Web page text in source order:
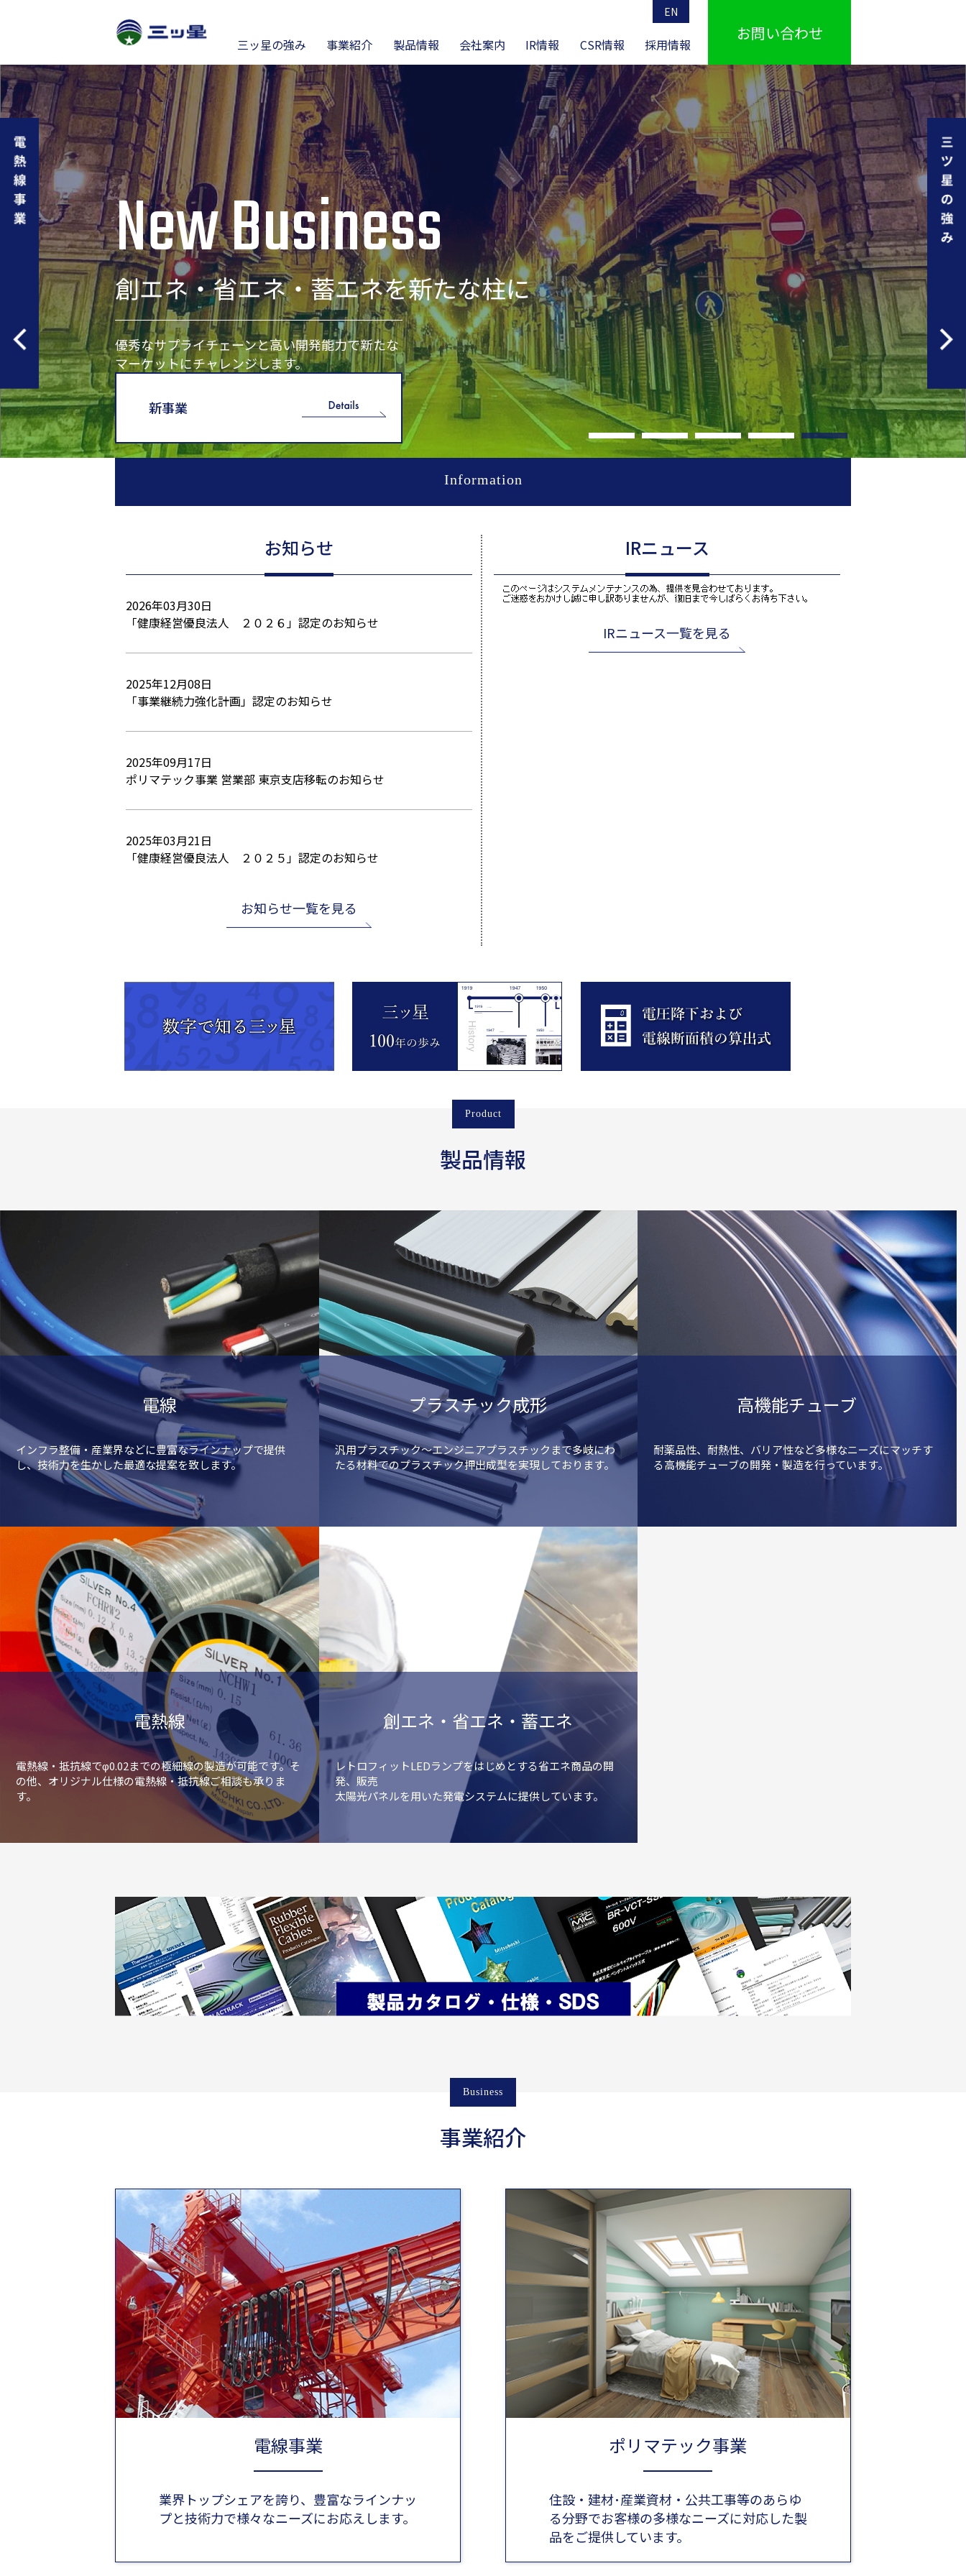
EN
三ッ星の強み 事業紹介
電線事業 ポリマテック事業 電熱線事業 新事業
事例紹介 オンライン工場見学
製品情報
電線 プラスチック成形 高機能チューブ 電熱線
創エネ・省エネ・蓄エネ
製品カタログ・仕様・
SDS
技術資料
電圧降下および
電線断面積の算出式
会社案内
ごあいさつ 経営理念 会社概要・沿革 所在地一覧・関連会社
数字で知る三ッ星 三ッ星の100年の歩み
IR情報
IR情報TOPへ
個人投資家の皆様へ IRニュース 財務ハイライト IRライブラリ
株式について 電子公告 免責条項
CSR情報 採用情報
お問い合わせ
Strength
未来を創造した製品づくりで社会に貢献
確かな品質で、お客様に満足して頂ける製品を世
界に提供しています。
三ッ星の強み
Information
お知らせ
2026年03月30日
「健康経営優良法人 ２０２６」認定のお知らせ
2025年12月08日
「事業継続力強化計画」認定のお知らせ
2025年09月17日
ポリマテック事業 営業部 東京支店移転のお知らせ
2025年03月21日
「健康経営優良法人 ２０２５」認定のお知らせ
お知らせ一覧を見る
IRニュース
IRニュース一覧を見る
Product
製品情報
電線
インフラ整備・産業界などに豊富なラインナップで提供
し、技術力を生かした最適な提案を致します。
プラスチック成形
汎用プラスチック～エンジニアプラスチックまで多岐にわ
たる材料でのプラスチック押出成型を実現しております。
高機能チューブ
耐薬品性、耐熱性、バリア性など多様なニーズにマッチす
る高機能チューブの開発・製造を行っています。
電熱線
電熱線・抵抗線でφ0.02までの極細線の製造が可能です。そ
の他、オリジナル仕様の電熱線・抵抗線ご相談も承りま
す。
創エネ・省エネ・蓄エネ
レトロフィットLEDランプをはじめとする省エネ商品の開
発、販売
太陽光パネルを用いた発電システムに提供しています。
Business
事業紹介
電線事業
業界トップシェアを誇り、豊富なラインナッ
プと技術力で様々なニーズにお応えします。
ポリマテック事業
住設・建材･産業資材・公共工事等のあらゆ
る分野でお客様の多様なニーズに対応した製
品をご提供しています。